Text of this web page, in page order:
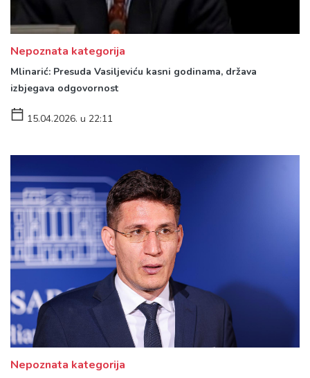
Nepoznata kategorija
Mlinarić: Presuda Vasiljeviću kasni godinama, država
izbjegava odgovornost
15.04.2026. u 22:11
Nepoznata kategorija